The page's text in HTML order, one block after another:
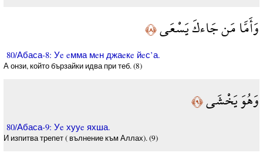
وَأَمَّا مَن جَاءكَ يَسْعَى﴿٨﴾
80/Абаса-8: Уe eмма мeн джаeкe йeс’а.
А онзи, който бързайки идва при теб. (8)
وَهُوَ يَخْشَى﴿٩﴾
80/Абаса-9: Уe хууe яхша.
И изпитва трепет ( вълнение към Аллах). (9)